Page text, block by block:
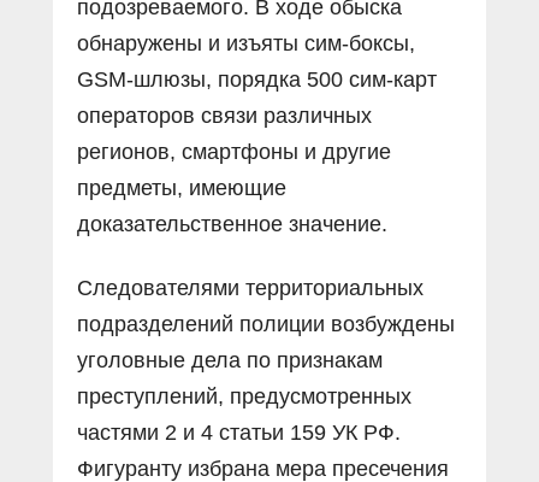
подозреваемого. В ходе обыска
обнаружены и изъяты сим-боксы,
GSM-шлюзы, порядка 500 сим-карт
операторов связи различных
регионов, смартфоны и другие
предметы, имеющие
доказательственное значение.
Следователями территориальных
подразделений полиции возбуждены
уголовные дела по признакам
преступлений, предусмотренных
частями 2 и 4 статьи 159 УК РФ.
Фигуранту избрана мера пресечения